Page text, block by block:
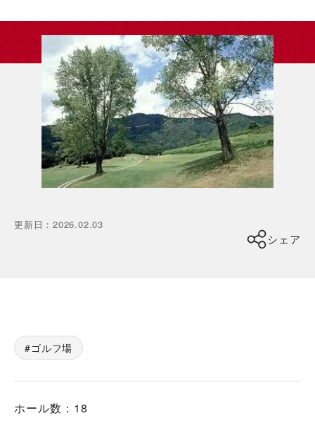
更新日 ：2026.02.03
シェア
ゴルフ場
ホール数：18